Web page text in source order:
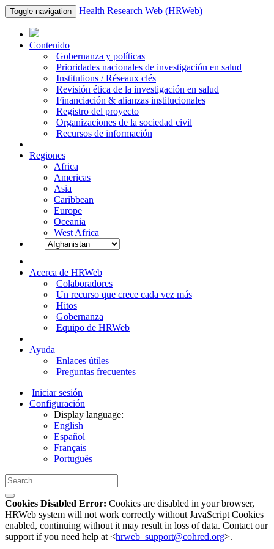
Toggle navigation Health Research Web (HRWeb)
Contenido
Gobernanza y políticas
Prioridades nacionales de investigación en salud
Institutions / Réseaux clés
Revisión ética de la investigación en salud
Financiación & alianzas institucionales
Registro del proyecto
Organizaciones de la sociedad civil
Recursos de información
Regiones
Africa
Americas
Asia
Caribbean
Europe
Oceania
West Africa
Acerca de HRWeb
Colaboradores
Un recurso que crece cada vez más
Hitos
Gobernanza
Equipo de HRWeb
Ayuda
Enlaces útiles
Preguntas frecuentes
Iniciar sesión
Configuración
Display language:
English
Español
Français
Português
Cookies Disabled Error: Cookies are disabled in your browser,
HRWeb system will not work correctly without JavaScript Cookies
enabled, continuing without it may result in loss of data. Contact our
support if you need help at <hrweb_support@cohred.org>.